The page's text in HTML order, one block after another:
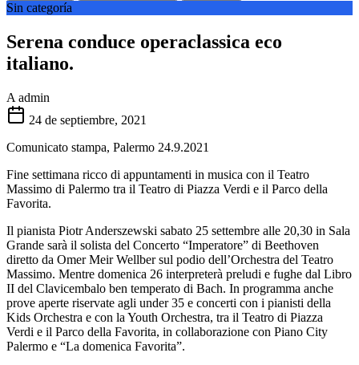
Sin categoría
Serena conduce operaclassica eco
italiano.
A admin
24 de septiembre, 2021
Comunicato stampa, Palermo 24.9.2021
Fine settimana ricco di appuntamenti in musica con il Teatro
Massimo di Palermo tra il Teatro di Piazza Verdi e il Parco della
Favorita.
Il pianista Piotr Anderszewski sabato 25 settembre alle 20,30 in Sala
Grande sarà il solista del Concerto “Imperatore” di Beethoven
diretto da Omer Meir Wellber sul podio dell’Orchestra del Teatro
Massimo. Mentre domenica 26 interpreterà preludi e fughe dal Libro
II del Clavicembalo ben temperato di Bach. In programma anche
prove aperte riservate agli under 35 e concerti con i pianisti della
Kids Orchestra e con la Youth Orchestra, tra il Teatro di Piazza
Verdi e il Parco della Favorita, in collaborazione con Piano City
Palermo e “La domenica Favorita”.